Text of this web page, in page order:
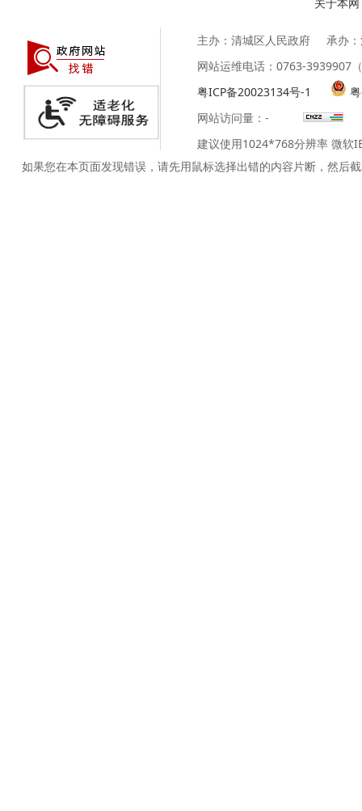
主办：清城区人民政府
承办
网站运维电话：0763-3939907
粤ICP备20023134号-1
网站访问量： -
建议使用1024*768分辨率 微软
如果您在本页面发现错误，请先用鼠标选择出错的内容片断，然后